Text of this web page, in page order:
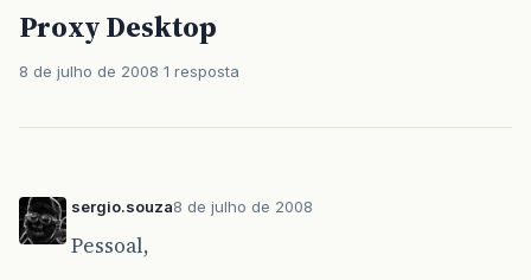
Proxy Desktop
8 de julho de 2008 1 resposta
sergio.souza8 de julho de 2008
Pessoal,